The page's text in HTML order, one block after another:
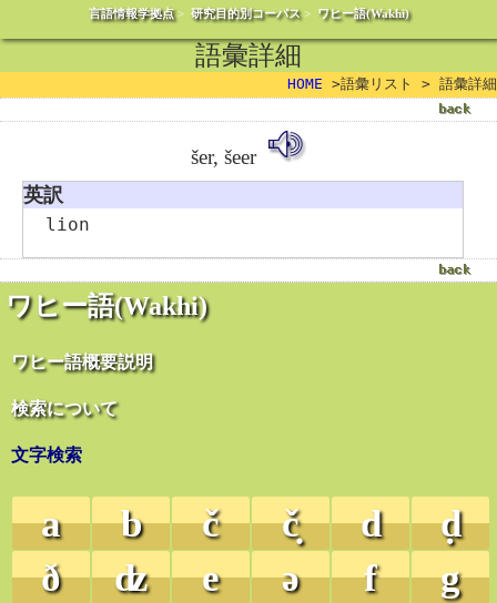
言語情報学拠点> 研究目的別コーパス> ワヒー語(Wakhi)
ワヒー語(Wakhi)
ワヒー語概要説明
検索について
文字検索
a b č č̣ d
ḍ
ð
ʣ e ə f
g
語彙詳細
HOME >語彙リスト > 語彙詳細
šer, šeer
英訳
lion